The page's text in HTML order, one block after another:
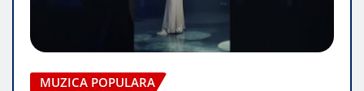
MUZICA POPULARA